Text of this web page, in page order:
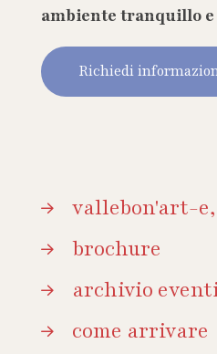
ambiente tranquillo
Richiedi
vallebon'art-
brochure
archivio
come arrivare